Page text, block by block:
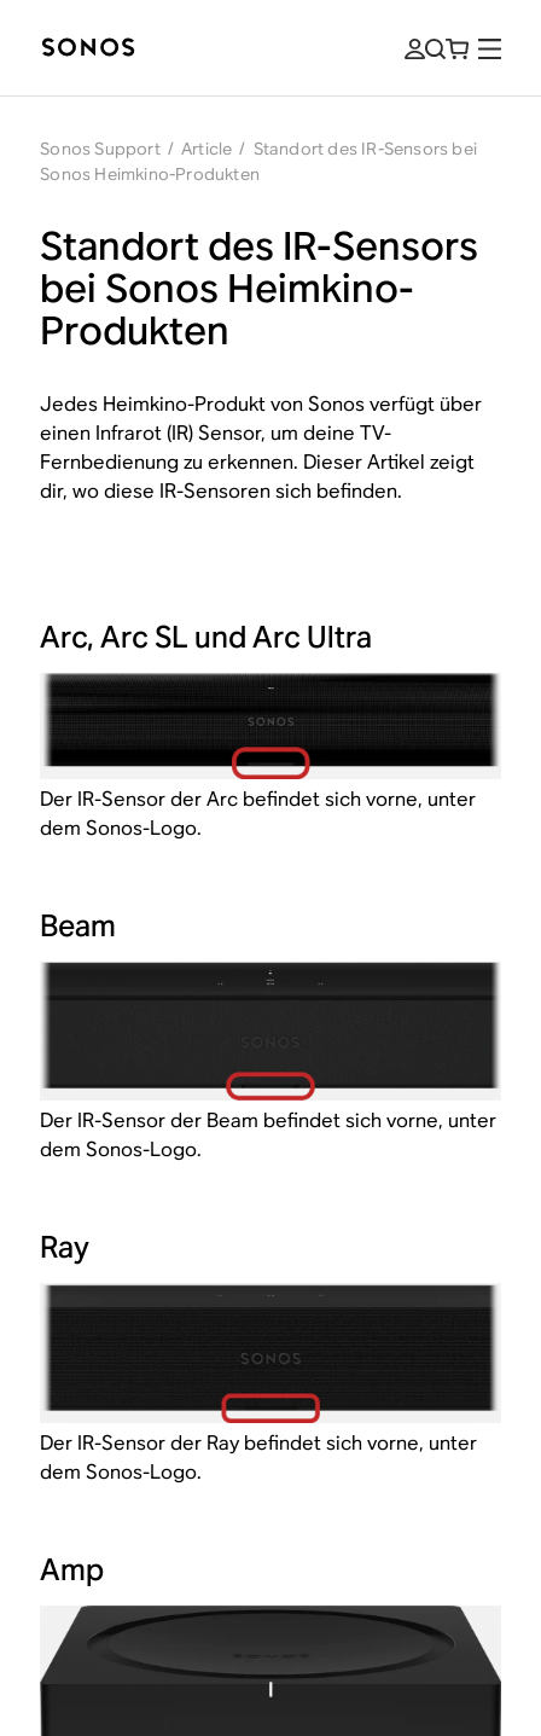
Sonos Support / Article / Standort des IR-Sensors bei
Sonos Heimkino-Produkten
Standort des IR-Sensors
bei Sonos Heimkino-
Produkten
Jedes Heimkino-Produkt von Sonos verfügt über
einen Infrarot (IR) Sensor, um deine TV-
Fernbedienung zu erkennen. Dieser Artikel zeigt
dir, wo diese IR-Sensoren sich befinden.
Arc, Arc SL und Arc Ultra
Der IR-Sensor der Arc befindet sich vorne, unter
dem Sonos-Logo.
Beam
Der IR-Sensor der Beam befindet sich vorne, unter
dem Sonos-Logo.
Ray
Der IR-Sensor der Ray befindet sich vorne, unter
dem Sonos-Logo.
Amp